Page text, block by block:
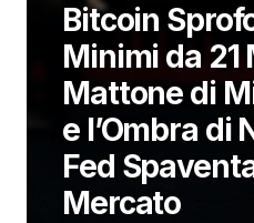
Bitcoin
Minimi da 21
Mattone di
e l’Ombra di
Fed
Mercato